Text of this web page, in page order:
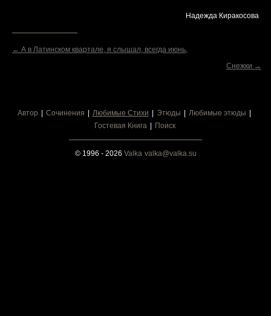
Надежда Киракосова
← А в Латинском квартале, я слышал, всегда июнь,
Снежки →
Автор Сочинения Любимые Стихи Этюды
Любимые этюды
Гостевая Книга
Поиск
© 1996 - 2026 Valka valka@valka.su